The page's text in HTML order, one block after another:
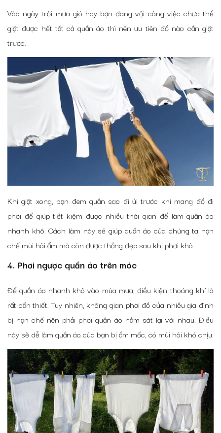
Vào ngày trời mưa gió hay bạn đang vội công việc chưa thể
giặt được hết tất cả quần áo thì nên ưu tiên đồ nào cần giặt
trước.
Khi giặt xong, bạn đem quần sao đi ủi trước khi mang đồ đi
phơi để giúp tiết kiệm được nhiều thời gian để làm quần áo
nhanh khô. Cách làm này sẽ giúp quần áo của chúng ta hạn
chế mùi hôi ẩm mà còn được thẳng đẹp sau khi phơi khô.
4. Phơi ngược quần áo trên móc
Để quần áo nhanh khô vào mùa mưa, điều kiện thoáng khí là
rất cần thiết. Tuy nhiên, không gian phơi đồ của nhiều gia đình
bị hạn chế nên phải phơi quần áo nằm sát lại với nhau. Điều
này sẽ dễ làm quần áo của bạn bị ẩm mốc, có mùi hôi khó chịu.